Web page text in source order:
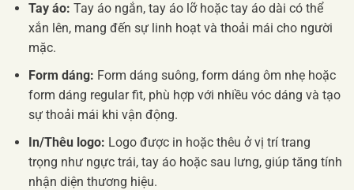
Tay áo: Tay áo ngắn, tay áo lỡ hoặc tay áo dài có thể
xắn lên, mang đến sự linh hoạt và thoải mái cho người
mặc.
Form dáng: Form dáng suông, form dáng ôm nhẹ hoặc
form dáng regular fit, phù hợp với nhiều vóc dáng và tạo
sự thoải mái khi vận động.
In/Thêu logo: Logo được in hoặc thêu ở vị trí trang
trọng như ngực trái, tay áo hoặc sau lưng, giúp tăng tính
nhận diện thương hiệu.